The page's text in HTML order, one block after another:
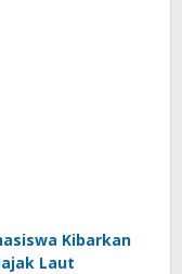
Kibarkan
Laut